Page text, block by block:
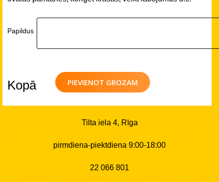
Papildus
PIEVIENOT GROZAM
Kopā
Tilta iela 4, Rīga
pirmdiena-piektdiena 9:00-18:00
22 066 801